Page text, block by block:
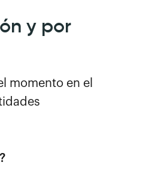
y por
momento en el